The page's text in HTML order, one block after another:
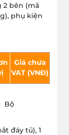
2 bên (mã
phụ kiện
Giá chưa
VAT (VNÐ)
Bộ
đáy tủ), 1